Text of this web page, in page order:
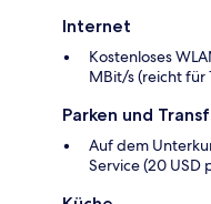
Internet
Kostenloses
MBit/s (reicht für
Parken und
Auf dem
Service (20 USD